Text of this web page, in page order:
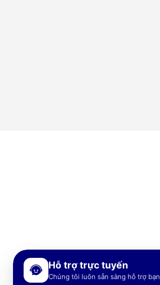
Hỗ trợ trực tuyến
Chúng tôi luôn sẵn sàng hỗ trợ bạn